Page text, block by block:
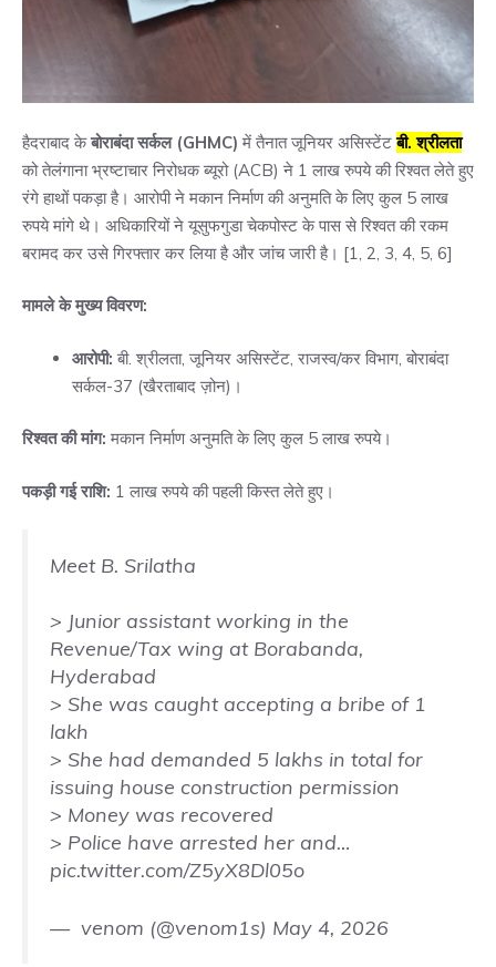
हैदराबाद केबोराबंदासर्कल (GHMC) में तैनात जूनियर असिस्टेंटबी. श्रीलता
को तेलंगाना भ्रष्टाचार निरोधक ब्यूरो (ACB) ने 1 लाख रुपये की रिश्वत लेते हुए
रंगे हाथों पकड़ा है। आरोपी ने मकान निर्माण की अनुमति के लिए कुल 5 लाख
रुपये मांगे थे। अधिकारियों ने यूसुफगुडा चेकपोस्ट के पास से रिश्वत की रकम
बरामद कर उसे गिरफ्तार कर लिया है और जांच जारी है। [1 2 3 4 5 6]
मामले के मुख्य विवरण:
आरोपी: बी. श्रीलता, जूनियर असिस्टेंट, राजस्व/कर विभाग, बोराबंदा
सर्कल-37 (खैरताबाद ज़ोन)।
रिश्वत की मांग: मकान निर्माण अनुमति के लिए कुल 5 लाख रुपये।
पकड़ी गई राशि: 1 लाख रुपये की पहली किस्त लेते हुए।
Meet B. Srilatha
> Junior assistant working in the
Revenue/Tax wing at Borabanda,
Hyderabad
> She was caught accepting a bribe of 1
lakh
> She had demanded 5 lakhs in total for
issuing house construction permission
> Money was recovered
> Police have arrested her and…
pic.twitter.com/Z5yX8Dl05o
— ︎ ︎venom (@venom1s) May 4, 2026